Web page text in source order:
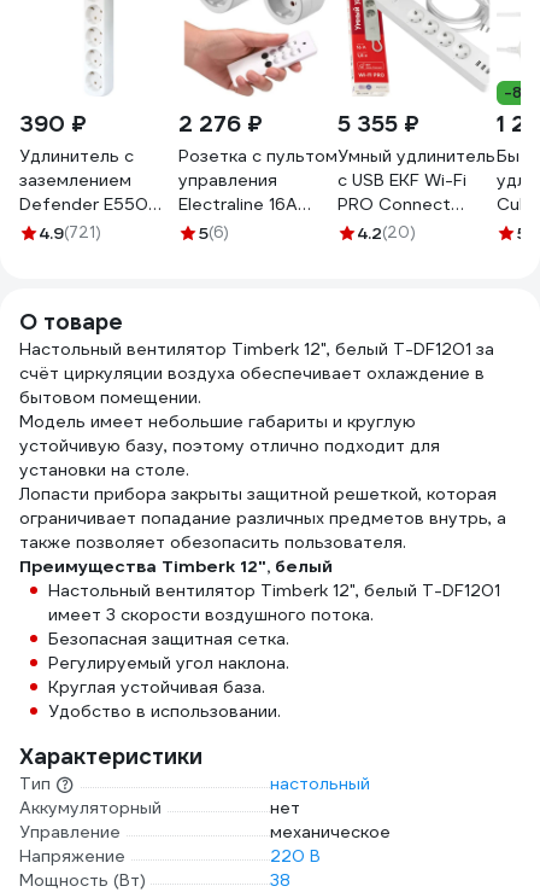
390 ₽
Удлинитель с
заземлением
Defender E550
5.0 м, 5 розеток
4.9(721)
2 276 ₽
Розетка с пультом
управления
Electraline 16А
250В белая
5(6)
5 355 ₽
Умный удлинитель
c USB EKF Wi-Fi
PRO Connect
RCE-2-WF
4.2(20)
-8%
1
5
О товаре
Настольный вентилятор Timberk 12", белый T-DF1201 за
счёт циркуляции воздуха обеспечивает охлаждение в
бытовом помещении.
Модель имеет небольшие габариты и круглую
устойчивую базу, поэтому отлично подходит для
установки на столе.
Лопасти прибора закрыты защитной решеткой, которая
ограничивает попадание различных предметов внутрь, а
также позволяет обезопасить пользователя.
Преимущества Timberk 12", белый
Настольный вентилятор Timberk 12", белый T-DF1201
имеет 3 скорости воздушного потока.
Безопасная защитная сетка.
Регулируемый угол наклона.
Круглая устойчивая база.
Удобство в использовании.
Характеристики
Тип
настольный
Аккумуляторный
нет
Управление
механическое
Напряжение
220 В
Мощность (Вт)
38